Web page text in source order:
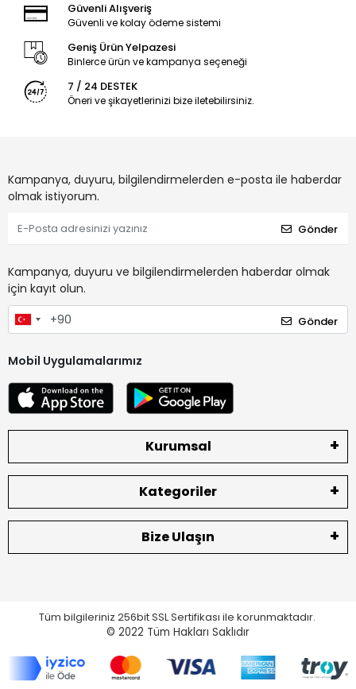
Güvenli Alışveriş
Güvenli ve kolay ödeme sistemi
Geniş Ürün Yelpazesi
Binlerce ürün ve kampanya seçeneği
7 / 24 DESTEK
Öneri ve şikayetlerinizi bize iletebilirsiniz.
Kampanya, duyuru, bilgilendirmelerden e-posta ile haberdar
olmak istiyorum.
Gönder
Kampanya, duyuru ve bilgilendirmelerden haberdar olmak
için kayıt olun.
Gönder
Mobil Uygulamalarımız
Kurumsal
Kategoriler
Bize Ulaşın
Tüm bilgileriniz 256bit SSL Sertifikası ile korunmaktadır.
© 2022 Tüm Hakları Saklıdır